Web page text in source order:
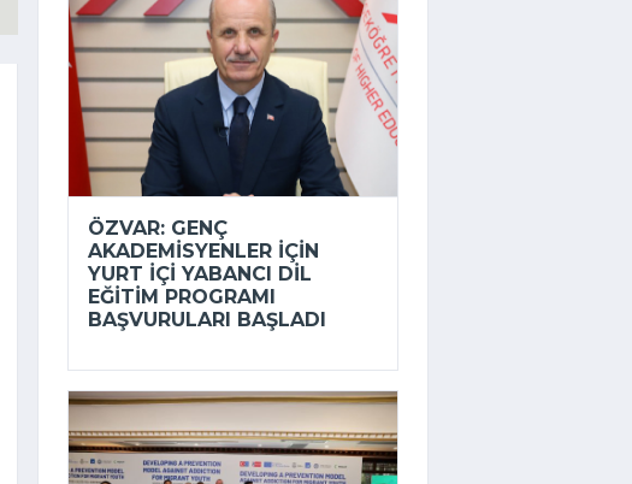
ÖZVAR: GENÇ
AKADEMISYENLER IÇIN
YURT IÇI YABANCI DIL
EĞITIM PROGRAMI
BAŞVURULARI BAŞLADI